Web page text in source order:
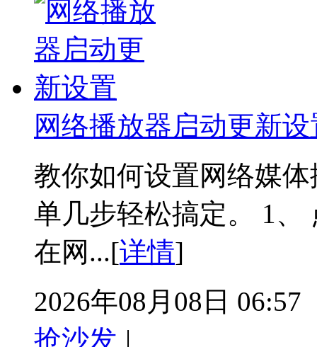
网络播放器启动更新设
教你如何设置网络媒
单几步轻松搞定。 1、
在网...[详情]
2026年08月08日 06:57
抢沙发 |